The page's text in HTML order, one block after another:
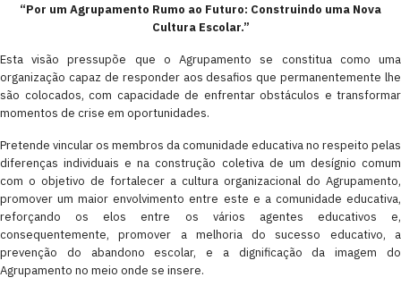
“Por um Agrupamento Rumo ao Futuro: Construindo uma Nova
Cultura Escolar.”
Esta visão pressupõe que o Agrupamento se constitua como uma
organização capaz de responder aos desafios que permanentemente lhe
são colocados, com capacidade de enfrentar obstáculos e transformar
momentos de crise em oportunidades.
Pretende vincular os membros da comunidade educativa no respeito pelas
diferenças individuais e na construção coletiva de um desígnio comum
com o objetivo de fortalecer a cultura organizacional do Agrupamento,
promover um maior envolvimento entre este e a comunidade educativa,
reforçando os elos entre os vários agentes educativos e,
consequentemente, promover a melhoria do sucesso educativo, a
prevenção do abandono escolar, e a dignificação da imagem do
Agrupamento no meio onde se insere.